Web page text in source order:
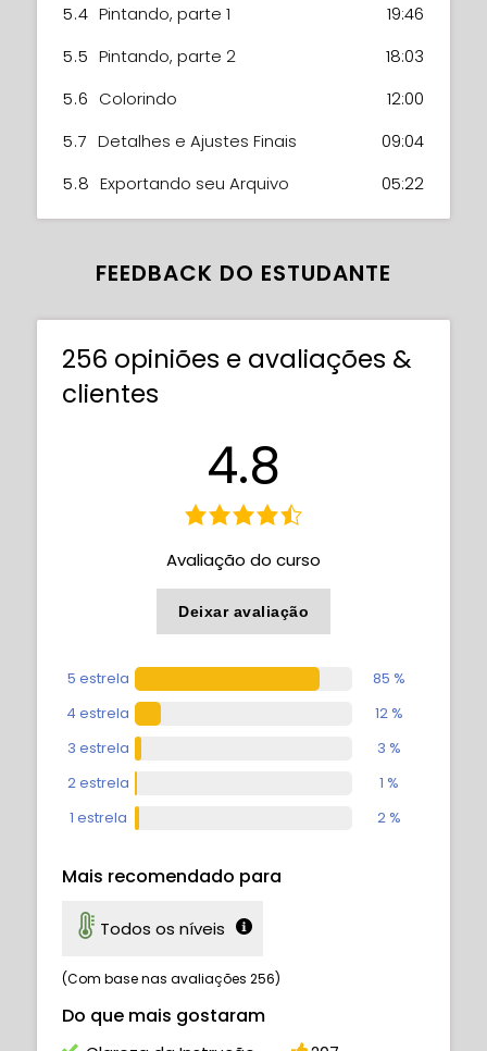
5.4 Pintando, parte 1
19:46
5.5 Pintando, parte 2
18:03
5.6 Colorindo
12:00
5.7 Detalhes e Ajustes Finais
09:04
5.8 Exportando seu Arquivo 05:22
FEEDBACK DO ESTUDANTE
256 opiniões e avaliações &
clientes
4.8
Avaliação do curso
Deixar avaliação
5 estrela
85 %
4 estrela
12 %
3 estrela
3 %
2 estrela
1 %
1 estrela
2 %
Mais recomendado para
Todos os níveis
(Com base nas avaliações 256)
Do que mais gostaram